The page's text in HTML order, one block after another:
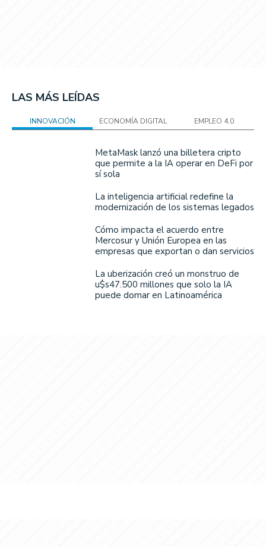
LAS MÁS LEÍDAS
INNOVACIÓN ECONOMÍA DIGITAL EMPLEO 4.0
MetaMask lanzó una billetera cripto
que permite a la IA operar en DeFi por
sí sola
La inteligencia artificial redefine la
modernización de los sistemas legados
Cómo impacta el acuerdo entre
Mercosur y Unión Europea en las
empresas que exportan o dan servicios
La uberización creó un monstruo de
u$s47.500 millones que solo la IA
puede domar en Latinoamérica